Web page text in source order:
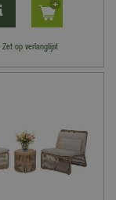
Zet op verlanglijst